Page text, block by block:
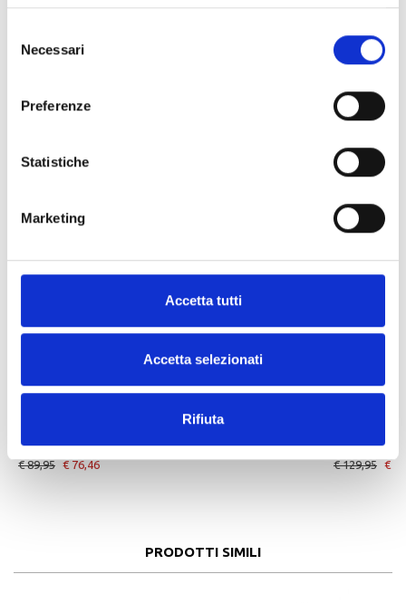
delNecessari
Preferenze
Statistiche
Marketing
Accetta tutti
Accetta selezionati
Rifiuta
Performance shock
Zip resistente all’acqua
SCARPE MOTO AFTERACE SHOES BLACKSILVERWHITE
€ 89,95 € 76,46
GUANTI
€ 129,95 €
PRODOTTI SIMILI